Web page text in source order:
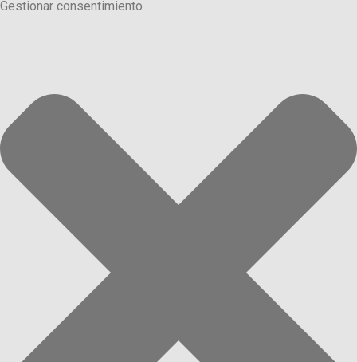
Gestionar consentimiento